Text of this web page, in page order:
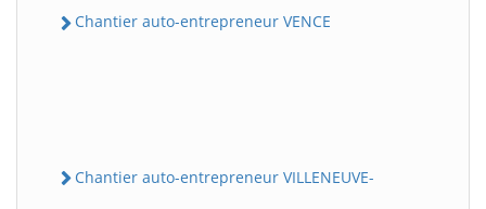
Chantier auto-entrepreneur VENCE
Chantier auto-entrepreneur VILLENEUVE-